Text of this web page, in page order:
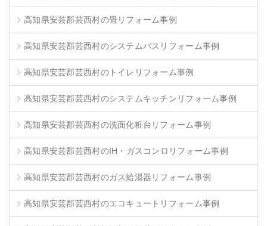
高知県安芸郡芸西村の畳リフォーム事例
高知県安芸郡芸西村のシステムバスリフォーム事例
高知県安芸郡芸西村のトイレリフォーム事例
高知県安芸郡芸西村のシステムキッチンリフォーム事例
高知県安芸郡芸西村の洗面化粧台リフォーム事例
高知県安芸郡芸西村のIH・ガスコンロリフォーム事例
高知県安芸郡芸西村のガス給湯器リフォーム事例
高知県安芸郡芸西村のエコキュートリフォーム事例